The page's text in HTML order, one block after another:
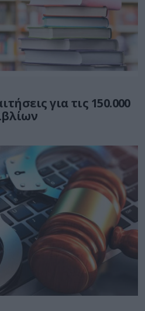
για τις 150.000